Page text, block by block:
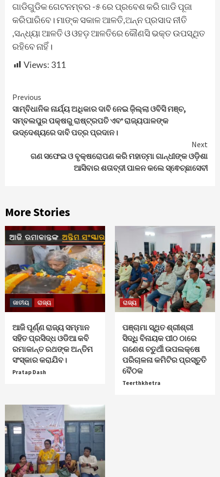
ଗାଡିଗୁଡିକ ଗେଟନମ୍ବର -୫ ରେ ପ୍ରବେଶ କରି ଗାଡି ପୂଜା
କରିପାରିବେ। ମାଙ୍କ ସକାଳ ଆଳତି,ଅନ୍ନ ପ୍ରସାଦ ନୀତି
,ସନ୍ଧ୍ୟା ଆଳତି ଓ ଓହଡ଼ ଆଳତିରେ କୌଣସି ଭକ୍ତ ଉପସ୍ଥିତ
ରହିବେ ନାହିଁ।
Views: 311
Continue
Reading
Previous
ସାମ୍ବିଧାନିକ ନାର୍ଯ୍ୟ ଅଧିକାର ଦାବି ନେଇ ଜ଼ିଲ୍ଲା ଓବିସି ମଞ୍ଚ,
ସମ୍ବଲପୁର ପକ୍ଷରୁ ରାଷ୍ଟ୍ରପତି ଏବଂ ରାଜ୍ୟପାଳଙ୍କ
ଉଦ୍ଦେଶ୍ୟରେ ଦାବି ପତ୍ର ପ୍ରଦାନ।
Next
ଗଣ ସଫେଇ ଓ ବୃକ୍ଷରୋପଣ କରି ମହାତ୍ମା ଗାନ୍ଧୀଙ୍କ ଓଡ଼ିଶା
ଆସିବାର ଶତାବ୍ଦୀ ପାଳନ କଲେ ସ୍ଵେଚ୍ଛାସେବୀ
More Stories
ଜାତୀୟ ରାଜ୍ୟ
ଆଜି ପୂର୍ଣ୍ଣ ରାଜ୍ୟ ସମ୍ମାନ
ସହିତ ପ୍ରସିଦ୍ଧ ଓଡିଆ କବି
ରମାକାନ୍ତ ରଥଙ୍କ ଅନ୍ତିମ
ସଂସ୍କାର କରାଯିବ।
Pratap Dash
ରାଜ୍ୟ
ପଞ୍ଚାମା ସ୍ଥିତ ଶ୍ରୀଶ୍ରୀ
ସିଦ୍ଧି ବିନାୟକ ପୀଠ ଠାରେ
ଗଣେଶ ଚତୁର୍ଥୀ ଉପଲକ୍ଷେ
ପରିଚାଳନା କମିଟିର ପ୍ରସ୍ତୁତି
ବୈଠକ
Teerthkhetra